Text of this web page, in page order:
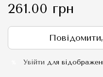
261.00 грн
Увійти для